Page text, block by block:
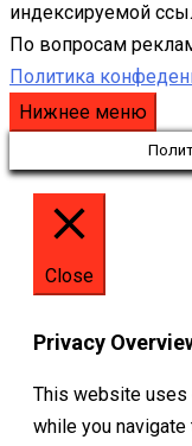
индексируемой
По вопросам
Политика
Нижнее меню
Close
Privacy
This website uses
while you